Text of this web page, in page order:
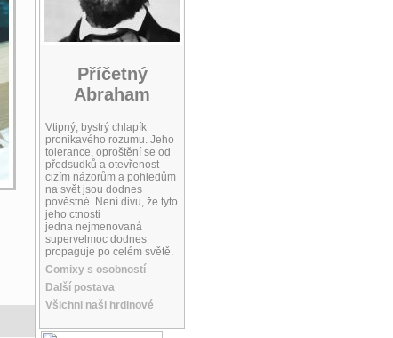
Příčetný
Abraham
Vtipný, bystrý chlapík
pronikavého rozumu. Jeho
tolerance, oproštění se od
předsudků a otevřenost
cizím názorům a pohledům
na svět jsou dodnes
pověstné. Není divu, že tyto
jeho ctnosti
jedna nejmenovaná
supervelmoc dodnes
propaguje po celém světě.
Comixy s osobností
Další postava
Všichni naši hrdinové